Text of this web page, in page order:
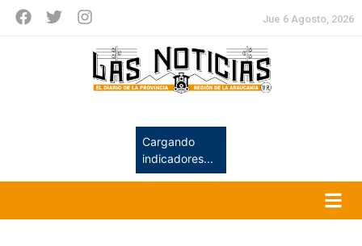
Jue 6 Agosto, 2026
Cargando
indicadores...